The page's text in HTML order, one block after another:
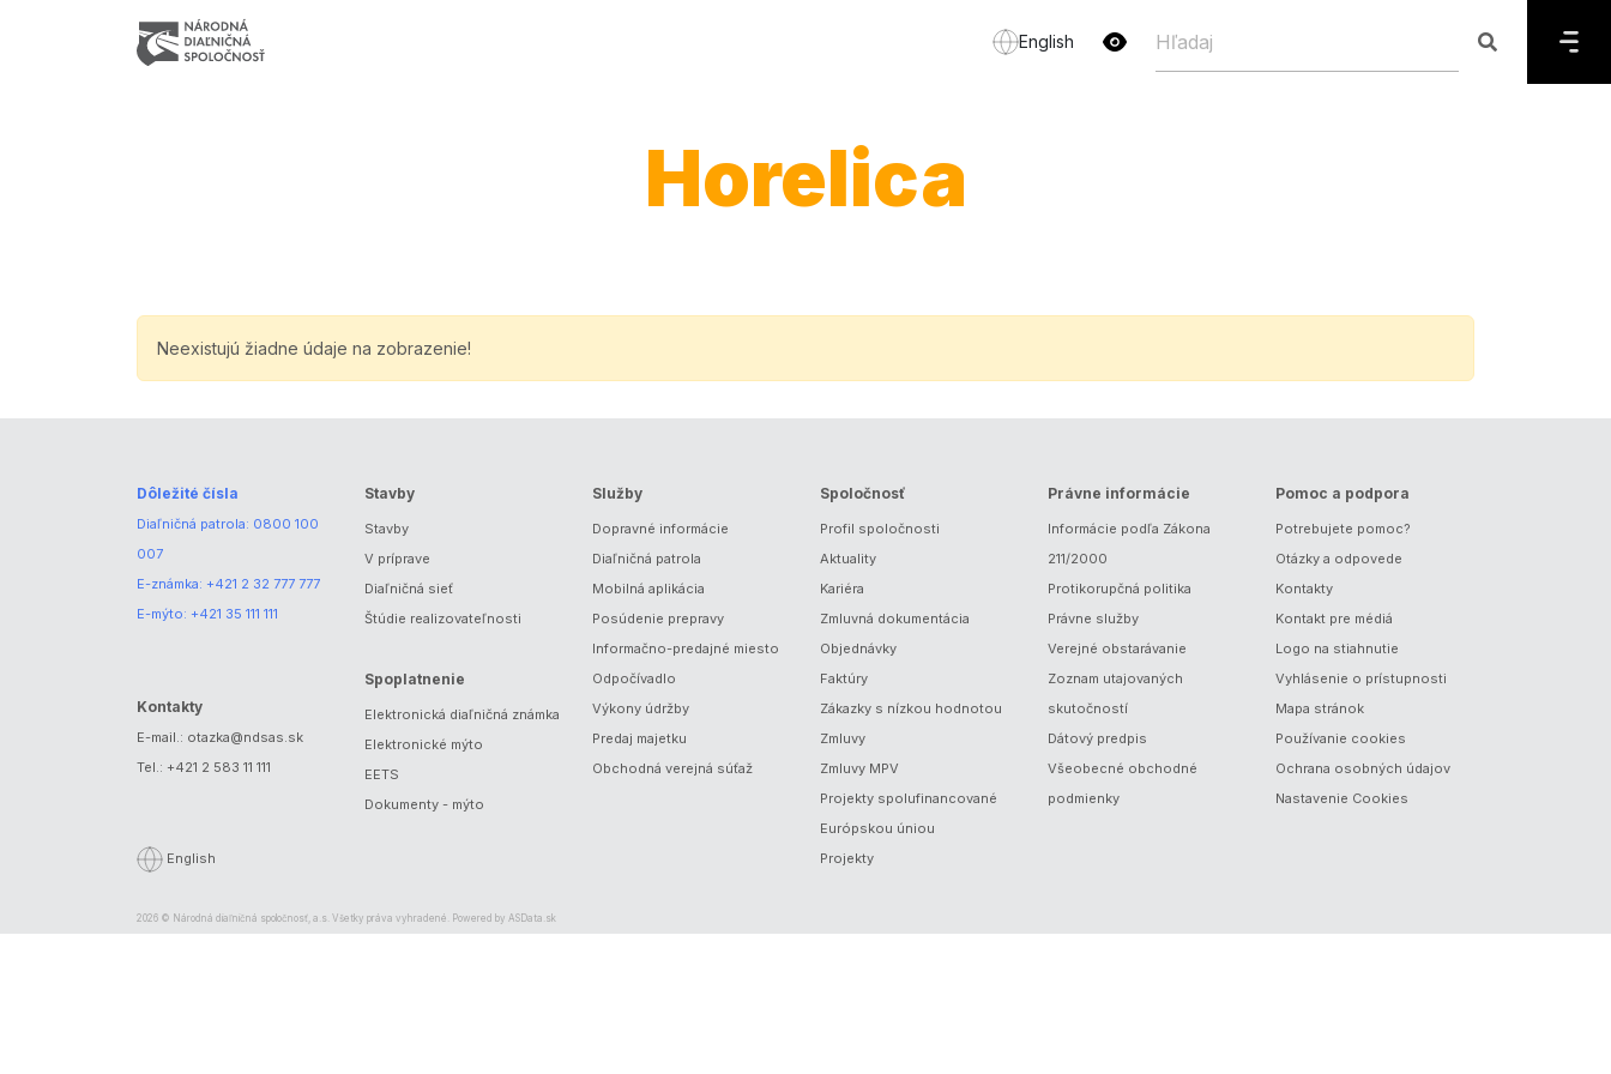
English
Horelica
Neexistujú žiadne údaje na zobrazenie!
Dôležité čísla
Diaľničná patrola: 0800 100
007
E-známka: +421 2 32 777 777
E-mýto: +421 35 111 111
Kontakty
E-mail.: otazka@ndsas.sk
Tel.: +421 2 583 11 111
English
Stavby
Stavby
V príprave
Diaľničná sieť
Štúdie realizovateľnosti
Spoplatnenie
Elektronická diaľničná známka
Elektronické mýto
EETS
Dokumenty - mýto
Služby
Dopravné informácie
Diaľničná patrola
Mobilná aplikácia
Posúdenie prepravy
Informačno-predajné miesto
Odpočívadlo
Výkony údržby
Predaj majetku
Obchodná verejná súťaž
Spoločnosť
Profil spoločnosti
Aktuality
Kariéra
Zmluvná dokumentácia
Objednávky
Faktúry
Zákazky s nízkou hodnotou
Zmluvy
Zmluvy MPV
Projekty spolufinancované
Európskou úniou
Projekty
Právne informácie
Informácie podľa Zákona
211/2000
Protikorupčná politika
Právne služby
Verejné obstarávanie
Zoznam utajovaných
skutočností
Dátový predpis
Všeobecné obchodné
podmienky
Pomoc a podpora
Potrebujete pomoc?
Otázky a odpovede
Kontakty
Kontakt pre médiá
Logo na stiahnutie
Vyhlásenie o prístupnosti
Mapa stránok
Používanie cookies
Ochrana osobných údajov
Nastavenie Cookies
2026 © Národná diaľničná spoločnosť, a.s. Všetky práva vyhradené. Powered by ASData.sk